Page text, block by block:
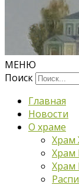
МЕНЮ
Поиск
Главная
Новости
О храме
Храм
Храм
Храм